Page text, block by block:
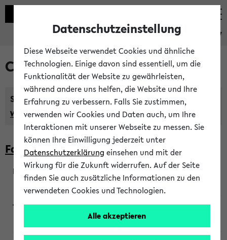
eKVV
Courses taught in English
Semester:
WiSe 2026/2027 SoSe 2026 Previous...
Faculty of Biology
200923
Wendisch, Peters-Wendisch, Stegelmann
Datenschutzeinstellung
Diese Webseite verwendet Cookies und ähnliche
Technologien. Einige davon sind essentiell, um die
Funktionalität der Website zu gewährleisten,
während andere uns helfen, die Website und Ihre
Erfahrung zu verbessern. Falls Sie zustimmen,
verwenden wir Cookies und Daten auch, um Ihre
Interaktionen mit unserer Webseite zu messen. Sie
können Ihre Einwilligung jederzeit unter
Datenschutzerklärung einsehen und mit der
Wirkung für die Zukunft widerrufen. Auf der Seite
finden Sie auch zusätzliche Informationen zu den
verwendeten Cookies und Technologien.
Alle akzeptieren